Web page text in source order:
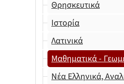
Θρησκευτικά
Ιστορία
Λατινικά
Μαθηματικά -
Νέα Ελληνικά,